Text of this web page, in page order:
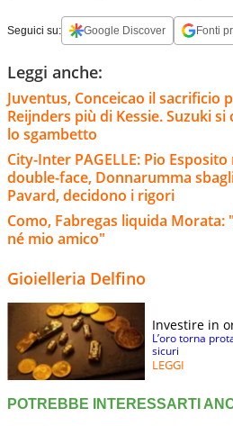
Seguici su: Google Discover Fonti
Leggi anche:
Juventus, Conceicao il sacrificio
Reijnders più di Kessie. Suzuki
lo sgambetto
City-Inter PAGELLE: Pio
double-face, Donnarumma
Pavard, decidono i rigori
Como, Fabregas liquida
né mio amico"
Gioielleria Delfino
Investire in
L’oro torna
sicuri
LEGGI